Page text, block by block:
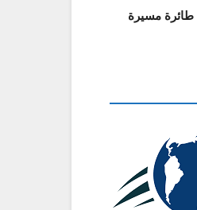
الدفاع الروسية: اعتراض وتدمير 71 طائرة مسيرة